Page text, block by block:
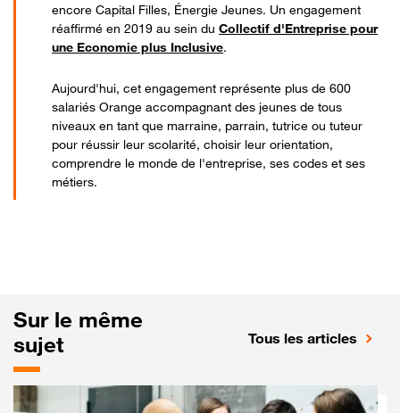
encore Capital Filles, Énergie Jeunes. Un engagement
réaffirmé en 2019 au sein duCollectif d'Entreprise pour
une Economie plus Inclusive.
Aujourd'hui, cet engagement représente plus de 600
salariés Orange accompagnant des jeunes de tous
niveaux en tant que marraine, parrain, tutrice ou tuteur
pour réussir leur scolarité, choisir leur orientation,
comprendre le monde de l'entreprise, ses codes et ses
métiers.
Sur le même
sujet
Tous les articles